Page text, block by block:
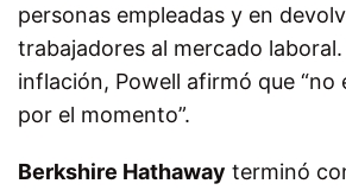
personas empleadas y en
trabajadores al mercado
inflación, Powell afirmó que “no
por el momento”.
Berkshire Hathaway terminó